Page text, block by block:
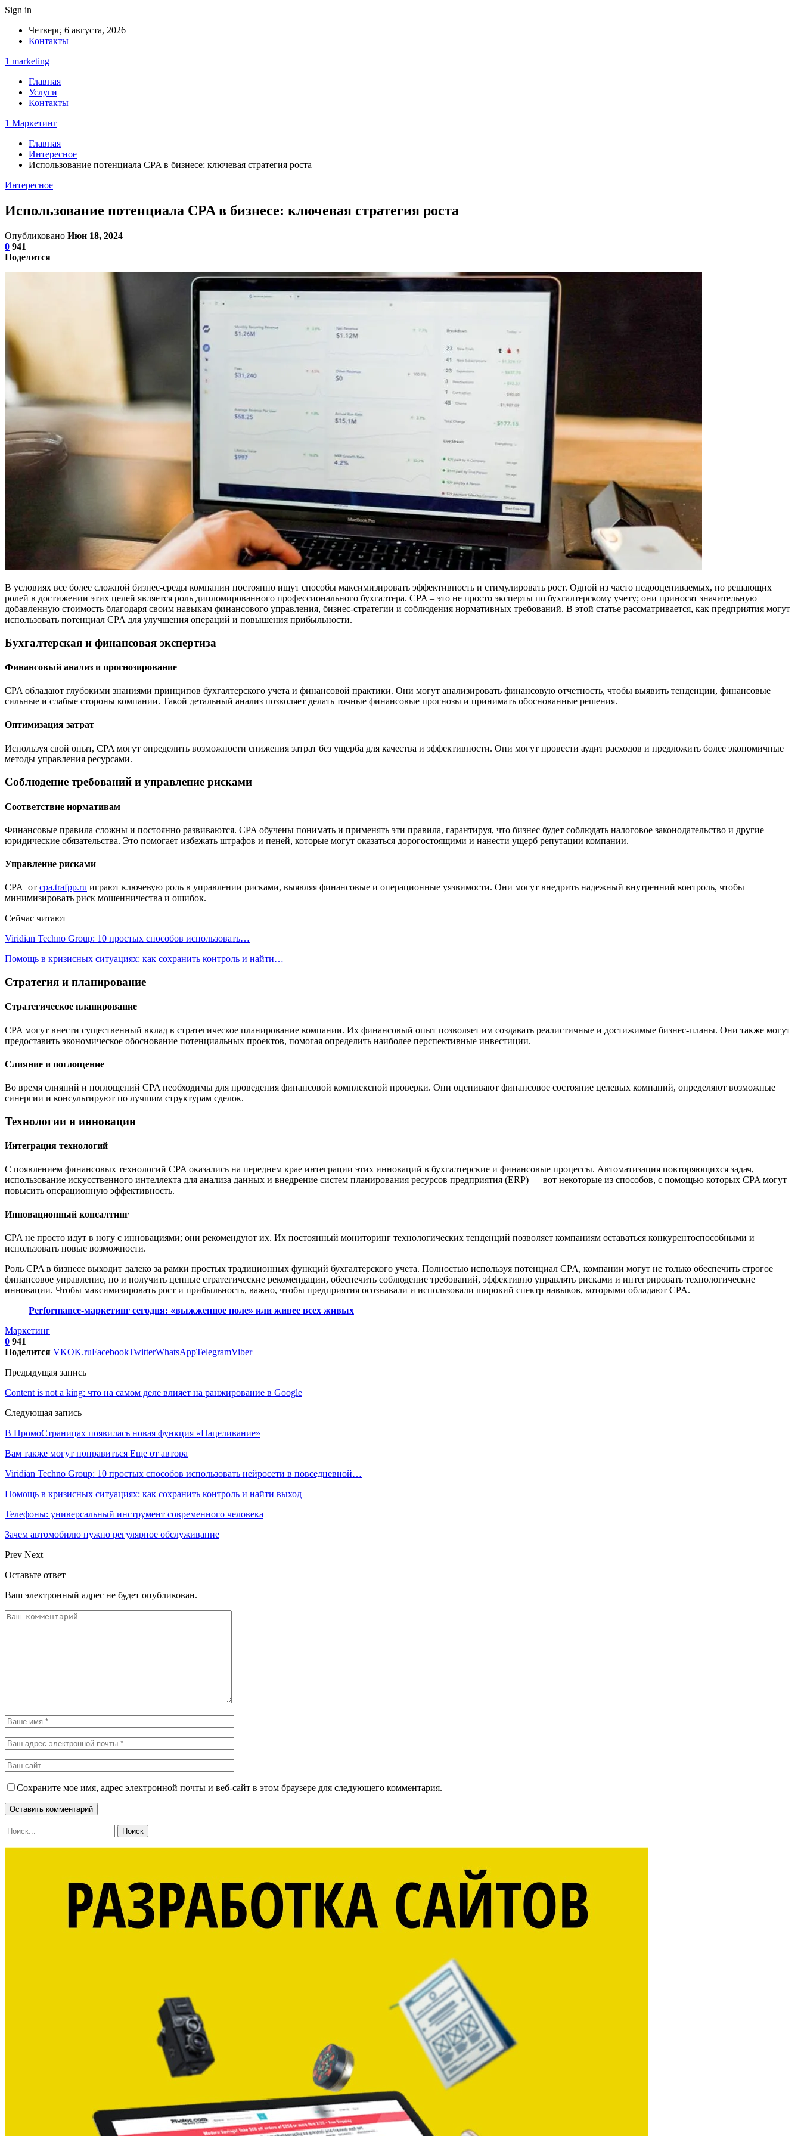
Sign in
Четверг, 6 августа, 2026
Контакты
1 marketing
Главная
Услуги
Контакты
1 Маркетинг
Главная
Интересное
Использование потенциала CPA в бизнесе: ключевая стратегия роста
Интересное
Использование потенциала CPA в бизнесе: ключевая стратегия роста
Опубликовано Июн 18, 2024
0 941
Поделится
В условиях все более сложной бизнес-среды компании постоянно ищут способы максимизировать эффективность и стимулировать рост. Одной из часто недооцениваемых, но решающих
ролей в достижении этих целей является роль дипломированного профессионального бухгалтера. CPA – это не просто эксперты по бухгалтерскому учету; они приносят значительную
добавленную стоимость благодаря своим навыкам финансового управления, бизнес-стратегии и соблюдения нормативных требований. В этой статье рассматривается, как предприятия могут
использовать потенциал CPA для улучшения операций и повышения прибыльности.
Бухгалтерская и финансовая экспертиза
Финансовый анализ и прогнозирование
CPA обладают глубокими знаниями принципов бухгалтерского учета и финансовой практики. Они могут анализировать финансовую отчетность, чтобы выявить тенденции, финансовые
сильные и слабые стороны компании. Такой детальный анализ позволяет делать точные финансовые прогнозы и принимать обоснованные решения.
Оптимизация затрат
Используя свой опыт, CPA могут определить возможности снижения затрат без ущерба для качества и эффективности. Они могут провести аудит расходов и предложить более экономичные
методы управления ресурсами.
Соблюдение требований и управление рисками
Соответствие нормативам
Финансовые правила сложны и постоянно развиваются. CPA обучены понимать и применять эти правила, гарантируя, что бизнес будет соблюдать налоговое законодательство и другие
юридические обязательства. Это помогает избежать штрафов и пеней, которые могут оказаться дорогостоящими и нанести ущерб репутации компании.
Управление рисками
CPA от cpa.trafpp.ru играют ключевую роль в управлении рисками, выявляя финансовые и операционные уязвимости. Они могут внедрить надежный внутренний контроль, чтобы
минимизировать риск мошенничества и ошибок.
Сейчас читают
Viridian Techno Group: 10 простых способов использовать…
Помощь в кризисных ситуациях: как сохранить контроль и найти…
Стратегия и планирование
Стратегическое планирование
CPA могут внести существенный вклад в стратегическое планирование компании. Их финансовый опыт позволяет им создавать реалистичные и достижимые бизнес-планы. Они также могут
предоставить экономическое обоснование потенциальных проектов, помогая определить наиболее перспективные инвестиции.
Слияние и поглощение
Во время слияний и поглощений CPA необходимы для проведения финансовой комплексной проверки. Они оценивают финансовое состояние целевых компаний, определяют возможные
синергии и консультируют по лучшим структурам сделок.
Технологии и инновации
Интеграция технологий
С появлением финансовых технологий CPA оказались на переднем крае интеграции этих инноваций в бухгалтерские и финансовые процессы. Автоматизация повторяющихся задач,
использование искусственного интеллекта для анализа данных и внедрение систем планирования ресурсов предприятия (ERP) — вот некоторые из способов, с помощью которых CPA могут
повысить операционную эффективность.
Инновационный консалтинг
CPA не просто идут в ногу с инновациями; они рекомендуют их. Их постоянный мониторинг технологических тенденций позволяет компаниям оставаться конкурентоспособными и
использовать новые возможности.
Роль CPA в бизнесе выходит далеко за рамки простых традиционных функций бухгалтерского учета. Полностью используя потенциал CPA, компании могут не только обеспечить строгое
финансовое управление, но и получить ценные стратегические рекомендации, обеспечить соблюдение требований, эффективно управлять рисками и интегрировать технологические
инновации. Чтобы максимизировать рост и прибыльность, важно, чтобы предприятия осознавали и использовали широкий спектр навыков, которыми обладают CPA.
Performance-маркетинг сегодня: «выжженное поле» или живее всех живых
Маркетинг
0 941
Поделится VKOK.ruFacebookTwitterWhatsAppTelegramViber
Предыдущая запись
Content is not a king: что на самом деле влияет на ранжирование в Google
Следующая запись
В ПромоСтраницах появилась новая функция «Нацеливание»
Вам также могут понравиться Еще от автора
Viridian Techno Group: 10 простых способов использовать нейросети в повседневной…
Помощь в кризисных ситуациях: как сохранить контроль и найти выход
Телефоны: универсальный инструмент современного человека
Зачем автомобилю нужно регулярное обслуживание
Prev Next
Оставьте ответ
Ваш электронный адрес не будет опубликован.
Сохраните мое имя, адрес электронной почты и веб-сайт в этом браузере для следующего комментария.